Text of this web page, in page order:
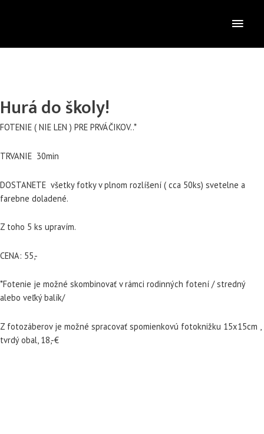
Menu
Hurá do školy!
FOTENIE ( NIE LEN ) PRE PRVÁČIKOV..*
TRVANIE 30min
DOSTANETE všetky fotky v plnom rozlíšení ( cca 50ks) svetelne a
farebne doladené.
Z toho 5 ks upravím.
CENA: 55,-
*Fotenie je možné skombinovať v rámci rodinných fotení / stredný
alebo veľký balík/
Z fotozáberov je možné spracovať spomienkovú fotoknižku 15x15cm ,
tvrdý obal, 18,-€